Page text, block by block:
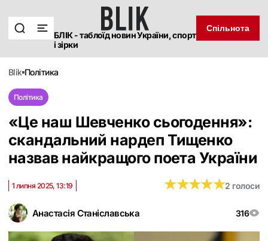
БЛІК - таблоїд новин України, спорт
і зірки
Спільнота
blik політика
Політика
«Це наш Шевченко сьогодення»:
скандальний нардеп Тищенко
назвав найкращого поета України
Анастасія Станіславська 316
1 липня 2025, 13:19 ★★★★★
★★★★★2 голоси